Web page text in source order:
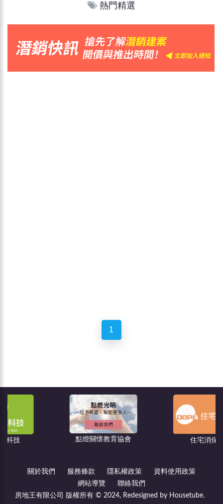
熱門精選
1
點燈關懷教育協會
關於我們 服務條款 隱私權政策
資料使用政策
網站導覽
聯絡我們
房地王有限公司 版權所有 © 2024, Redesigned by Housetube.